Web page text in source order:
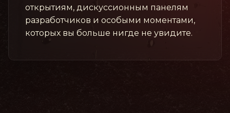
открытиям, дискуссионным панелям
разработчиков и особыми моментами,
которых вы больше нигде не увидите.